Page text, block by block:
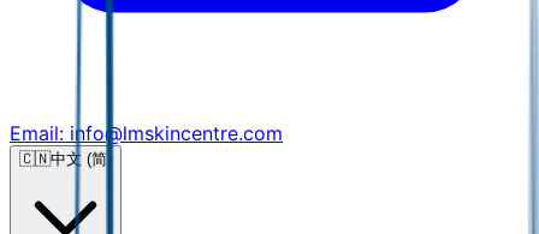
Email: info@lmskincentre.com
🇨🇳中文 (简)